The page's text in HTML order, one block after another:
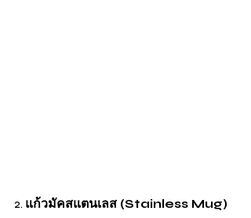
2. แก้วมัคสแตนเลส (Stainless Mug)